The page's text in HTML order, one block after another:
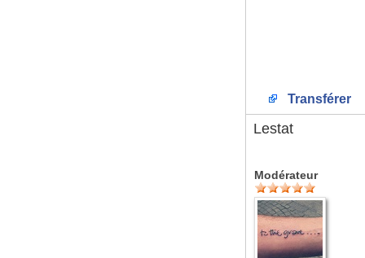
Transférer
Lestat
Modérateur